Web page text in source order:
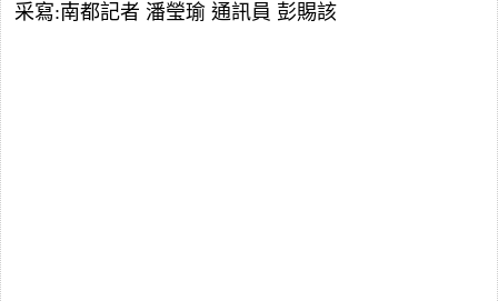
采寫:南都記者 潘瑩瑜 通訊員 彭賜該